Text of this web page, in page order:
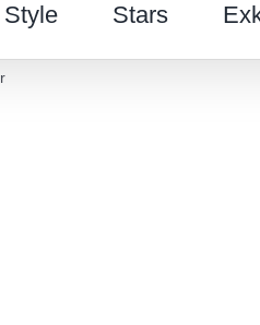
Style Stars